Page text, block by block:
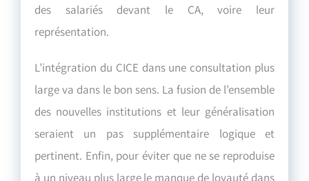
des salariés devant le CA, voire leur
représentation.
L’intégration du CICE dans une consultation plus
large va dans le bon sens. La fusion de l’ensemble
des nouvelles institutions et leur généralisation
seraient un pas supplémentaire logique et
pertinent. Enfin, pour éviter que ne se reproduise
à un niveau plus large le manque de loyauté dans